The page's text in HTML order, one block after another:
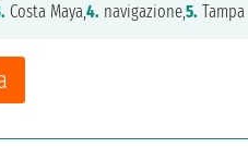
Costa Maya,4. navigazione,5. Tampa